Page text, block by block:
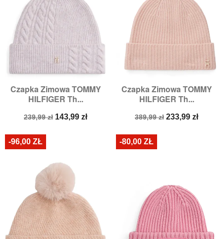
Czapka Zimowa TOMMY
HILFIGER Th...
Cena
239,99 zł Cena
143,99 zł
Czapka Zimowa TOMMY
HILFIGER Th...
Cena
389,99 zł Cena
233,99 zł
-96,00 ZŁ -80,00 ZŁ